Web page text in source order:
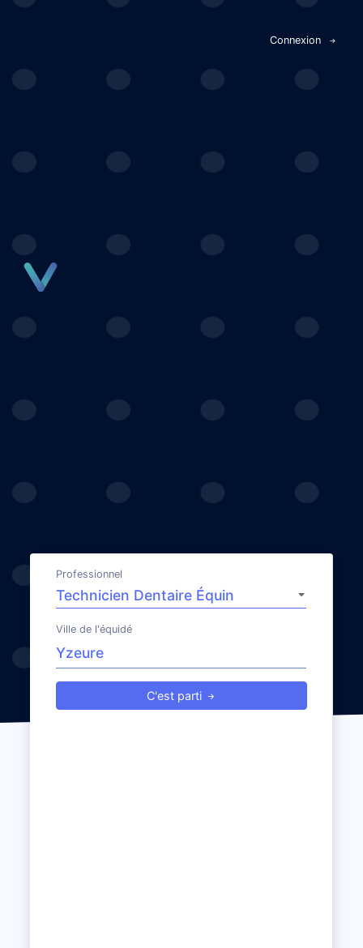
Connexion
Professionnel
Ville de l'équidé
C'est parti